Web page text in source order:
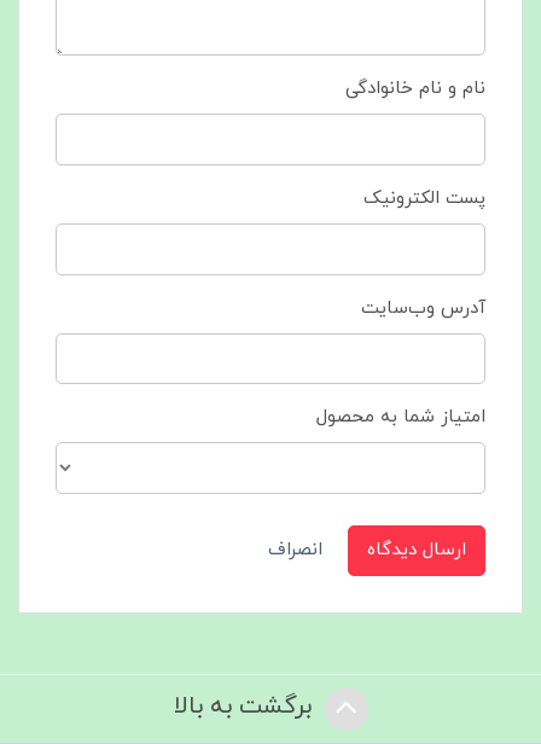
نام و نام خانوادگی
پست الکترونیک
آدرس وب‌سایت
امتیاز شما به محصول
ارسال دیدگاه انصراف
برگشت به بالا